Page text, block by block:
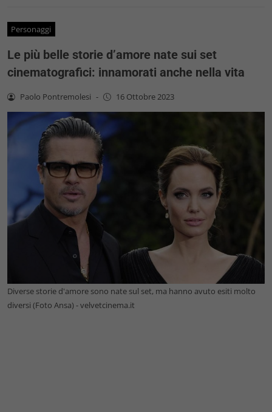
Personaggi
Le più belle storie d’amore nate sui set
cinematografici: innamorati anche nella vita
Paolo Pontremolesi - 16 Ottobre 2023
Diverse storie d'amore sono nate sul set, ma hanno avuto esiti molto
diversi (Foto Ansa) - velvetcinema.it